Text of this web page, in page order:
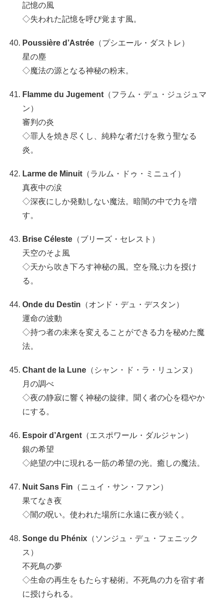
記憶の風
◇失われた記憶を呼び覚ます風。
Poussière d’Astrée （プシエール・ダストレ）
星の塵
◇魔法の源となる神秘の粉末。
Flamme du Jugement （フラム・デュ・ジュジュマ
ン）
審判の炎
◇罪人を焼き尽くし、純粋な者だけを救う聖なる
炎。
Larme de Minuit （ラルム・ドゥ・ミニュイ）
真夜中の涙
◇深夜にしか発動しない魔法。暗闇の中で力を増
す。
Brise Céleste （ブリーズ・セレスト）
天空のそよ風
◇天から吹き下ろす神秘の風。空を飛ぶ力を授け
る。
Onde du Destin （オンド・デュ・デスタン）
運命の波動
◇持つ者の未来を変えることができる力を秘めた魔
法。
Chant de la Lune （シャン・ド・ラ・リュンヌ）
月の調べ
◇夜の静寂に響く神秘の旋律。聞く者の心を穏やか
にする。
Espoir d’Argent （エスポワール・ダルジャン）
銀の希望
◇絶望の中に現れる一筋の希望の光。癒しの魔法。
Nuit Sans Fin （ニュイ・サン・ファン）
果てなき夜
◇闇の呪い。使われた場所に永遠に夜が続く。
Songe du Phénix （ソンジュ・デュ・フェニック
ス）
不死鳥の夢
◇生命の再生をもたらす秘術。不死鳥の力を宿す者
に授けられる。